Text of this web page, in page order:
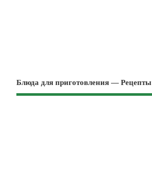
Блюда для приготовления — Рецепты